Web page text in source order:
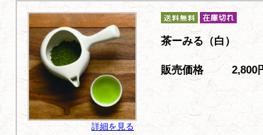
詳細を見る
茶ーみる（白）
販売価格 2,800